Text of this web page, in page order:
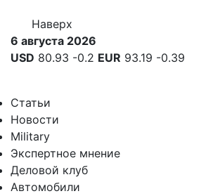
Наверх
6 августа 2026
USD 80.93 -0.2 EUR 93.19 -0.39
Статьи
Новости
Military
Экспертное мнение
Деловой клуб
Автомобили